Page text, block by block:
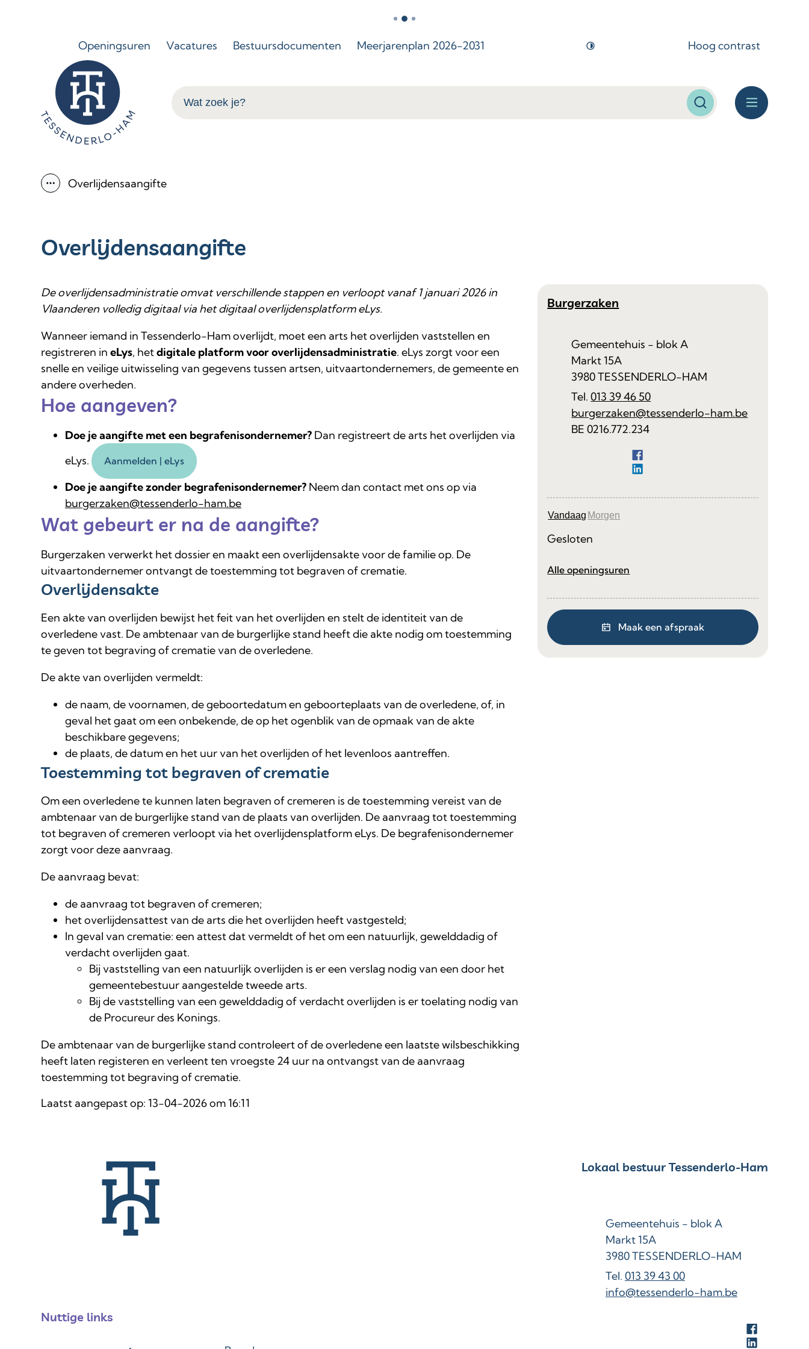
Naar inhoudOpeningsuren Vacatures Bestuursdocumenten Meerjarenplan 2026-2031
Hoog contrast
Tessenderlo-Ham
Zoeken Menu
Toon alle broodkruimel items
Overlijdensaangifte
Overlijdensaangifte
De overlijdensadministratie omvat verschillende stappen en verloopt vanaf 1 januari 2026 in
Vlaanderen volledig digitaal via het digitaal overlijdensplatform eLys.
Wanneer iemand in Tessenderlo-Ham overlijdt, moet een arts het overlijden vaststellen en
registreren in eLys, hetdigitale platform voor overlijdensadministratie. eLys zorgt voor een
snelle en veilige uitwisseling van gegevens tussen artsen, uitvaartondernemers, de gemeente en
andere overheden.
Hoe aangeven?
Doe je aangifte met een begrafenisondernemer? Dan registreert de arts het overlijden via
eLys.
Aanmelden | eLys
Doe je aangifte zonder begrafenisondernemer? Neem dan contact met ons op via
burgerzaken@tessenderlo-ham.be
Wat gebeurt er na de aangifte?
Burgerzaken verwerkt het dossier en maakt een overlijdensakte voor de familie op. De
uitvaartondernemer ontvangt de toestemming tot begraven of crematie.
Overlijdensakte
Een akte van overlijden bewijst het feit van het overlijden en stelt de identiteit van de
overledene vast. De ambtenaar van de burgerlijke stand heeft die akte nodig om toestemming
te geven tot begraving of crematie van de overledene.
De akte van overlijden vermeldt:
de naam, de voornamen, de geboortedatum en geboorteplaats van de overledene, of, in
geval het gaat om een onbekende, de op het ogenblik van de opmaak van de akte
beschikbare gegevens;
de plaats, de datum en het uur van het overlijden of het levenloos aantreffen.
Toestemming tot begraven of crematie
Om een overledene te kunnen laten begraven of cremeren is de toestemming vereist van de
ambtenaar van de burgerlijke stand van de plaats van overlijden. De aanvraag tot toestemming
tot begraven of cremeren verloopt via het overlijdensplatform eLys. De begrafenisondernemer
zorgt voor deze aanvraag.
De aanvraag bevat:
de aanvraag tot begraven of cremeren;
het overlijdensattest van de arts die het overlijden heeft vastgesteld;
In geval van crematie: een attest dat vermeldt of het om een natuurlijk, gewelddadig of
verdacht overlijden gaat.
Bij vaststelling van een natuurlijk overlijden is er een verslag nodig van een door het
gemeentebestuur aangestelde tweede arts.
Bij de vaststelling van een gewelddadig of verdacht overlijden is er toelating nodig van
de Procureur des Konings.
De ambtenaar van de burgerlijke stand controleert of de overledene een laatste wilsbeschikking
heeft laten registeren en verleent ten vroegste 24 uur na ontvangst van de aanvraag
toestemming tot begraving of crematie.
Laatst aangepast op: 13-04-2026 om 16:11
Burgerzaken
AdresGemeentehuis - blok A
Markt 15A
,3980TESSENDERLO-HAM
013 39 46 50
E-mailburgerzaken@tessenderlo-ham.be
Ondernemingsnummer
BE 0216.772.234
Burgerzaken
Burgerzaken
Vandaag Morgen
Gesloten
Alle openingsuren
Maak een afspraak
Contact & openingsuren
Lokaal bestuur Tessenderlo-Ham
AdresGemeentehuis - blok A
Markt 15A
,3980TESSENDERLO-HAM
013 39 43 00
E-mailinfo@tessenderlo-ham.be
Nuttige links
Facebook